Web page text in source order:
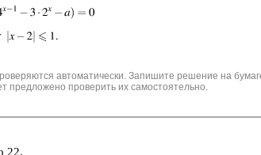
автоматически. Запишите решение на
предложено проверить их самостоятельно.
22.